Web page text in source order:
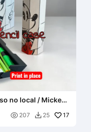
no local / Mickey
 207  25 17